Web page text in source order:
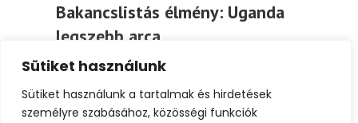
Sütiket használunk
Sütiket használunk a tartalmak és hirdetések
személyre szabásához, közösségi funkciók
Bakancslistás élmény: Uganda
legszebb arca
Uganda nem tartozik a klasszikus, tömegek
által látogatott úti célok közé – pedig Afrika
egyik...